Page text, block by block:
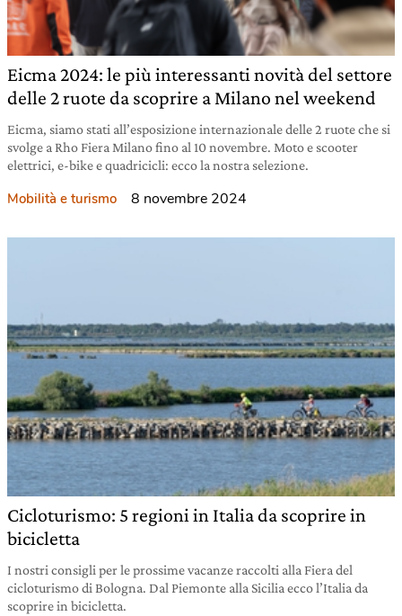
Eicma 2024: le più interessanti novità del settore
delle 2 ruote da scoprire a Milano nel weekend
Eicma, siamo stati all’esposizione internazionale delle 2 ruote che si
svolge a Rho Fiera Milano fino al 10 novembre. Moto e scooter
elettrici, e-bike e quadricicli: ecco la nostra selezione.
Mobilità e turismo 8 novembre 2024
Cicloturismo: 5 regioni in Italia da scoprire in
bicicletta
I nostri consigli per le prossime vacanze raccolti alla Fiera del
cicloturismo di Bologna. Dal Piemonte alla Sicilia ecco l’Italia da
scoprire in bicicletta.